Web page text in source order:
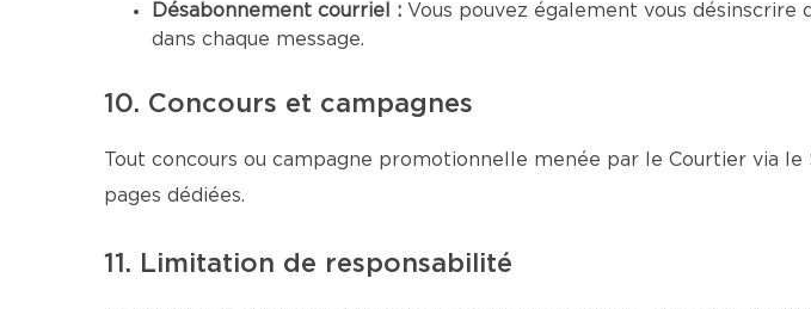
Désabonnement courriel : Vous pouvez également vous
dans chaque message.
10. Concours et campagnes
Tout concours ou campagne promotionnelle menée par le Courtier via
pages dédiées.
11. Limitation de responsabilité